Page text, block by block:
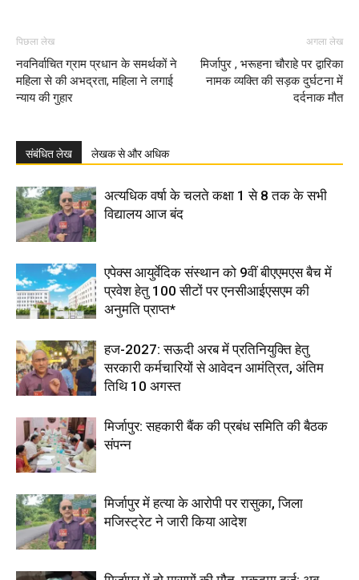
पिछला लेख
नवनिर्वाचित ग्राम प्रधान के समर्थकों ने
महिला से की अभद्रता, महिला ने लगाई
न्याय की गुहार
अगला लेख
मिर्जापुर , भरूहना चौराहे पर द्वारिका
नामक व्यक्ति की सड़क दुर्घटना में
दर्दनाक मौत
संबंधित लेख लेखक से और अधिक
अत्यधिक वर्षा के चलते कक्षा 1 से 8 तक के सभी
विद्यालय आज बंद
एपेक्स आयुर्वेदिक संस्थान को 9वीं बीएएमएस बैच में
प्रवेश हेतु 100 सीटों पर एनसीआईएसएम की
अनुमति प्राप्त*
हज-2027: सऊदी अरब में प्रतिनियुक्ति हेतु
सरकारी कर्मचारियों से आवेदन आमंत्रित, अंतिम
तिथि 10 अगस्त
मिर्जापुर: सहकारी बैंक की प्रबंध समिति की बैठक
संपन्न
मिर्जापुर में हत्या के आरोपी पर रासुका, जिला
मजिस्ट्रेट ने जारी किया आदेश